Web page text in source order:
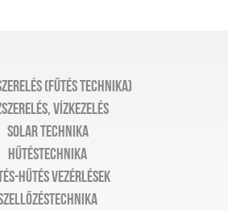
(Fűtés technika)
vízkezelés
Solar technika
Hűtéstechnika
hűtés vezérlések